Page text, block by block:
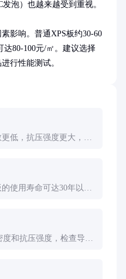
发泡）也越来越受到重视。
影响。普通XPS板约30-60
80-100元/㎡。建议选择
行性能测试。
低，抗压强度更大，吸
使用寿命可达30年以
和抗压强度，检查导热